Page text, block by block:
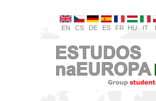
EN CS DE ES FR HU IT